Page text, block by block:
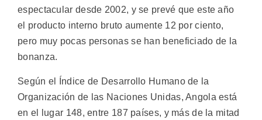
espectacular desde 2002, y se prevé que este año
el producto interno bruto aumente 12 por ciento,
pero muy pocas personas se han beneficiado de la
bonanza.
Según el Índice de Desarrollo Humano de la
Organización de las Naciones Unidas, Angola está
en el lugar 148, entre 187 países, y más de la mitad